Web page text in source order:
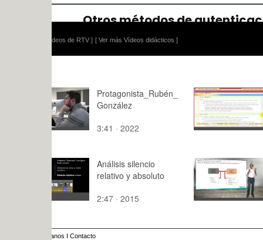
[ Ver más Vídeos didácticos ]
Protagonista_Rubén_
González
3:41 · 2022
Solución
Simbólica
con
de 23 -
10:06 ·
Análisis silencio
relativo y absoluto
2:47 · 2015
8:09 · 2015